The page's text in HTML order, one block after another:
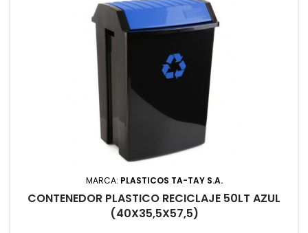
MARCA: PLASTICOS TA-TAY S.A.
CONTENEDOR PLASTICO RECICLAJE 50LT AZUL
(40X35,5X57,5)